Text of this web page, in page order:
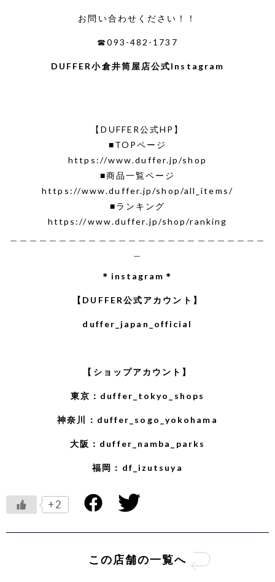
お問い合わせください！！
☎093-482-1737
DUFFER小倉井筒屋店公式Instagram
【DUFFER公式HP】
■TOPページ
https://www.duffer.jp/shop
■商品一覧ページ
https://www.duffer.jp/shop/all_items/
■ランキング
https://www.duffer.jp/shop/ranking
＊instagram＊
【DUFFER公式アカウント】
duffer_japan_official
【ショップアカウント】
東京： duffer_tokyo_shops
神奈川： duffer_sogo_yokohama
大阪： duffer_namba_parks
福岡： df_izutsuya
+2
この店舗の一覧へ